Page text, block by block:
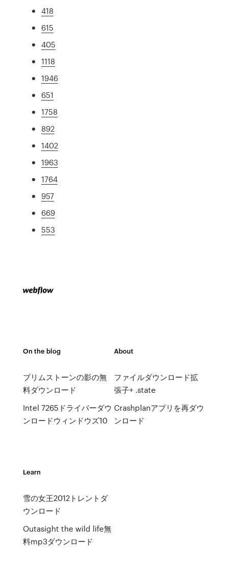
418
615
405
1118
1946
651
1758
892
1402
1963
1764
957
669
553
On the blog
ブリムストーンの影の無
料ダウンロード
Intel 7265ドライバーダウ
ンロードウィンドウズ10
About
ファイルダウンロード拡
張子+ .state
Crashplanアプリを再ダウ
ンロード
Learn
雪の女王2012トレントダ
ウンロード
Outasight the wild life無
料mp3ダウンロード